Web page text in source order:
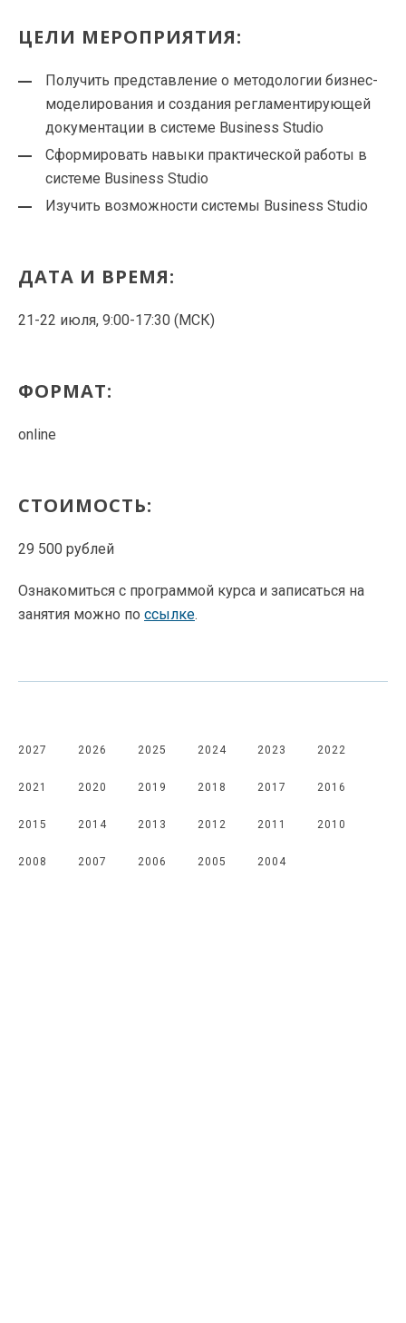
ЦЕЛИ МЕРОПРИЯТИЯ:
Получить представление о методологии бизнес-
моделирования и создания регламентирующей
документации в системе Business Studio
Сформировать навыки практической работы в
системе Business Studio
Изучить возможности системы Business Studio
ДАТА И ВРЕМЯ:
21-22 июля, 9:00-17:30 (МСК)
ФОРМАТ:
online
СТОИМОСТЬ:
29 500 рублей
Ознакомиться с программой курса и записаться на
занятия можно по ссылке.
2027 2026 2025 2024 2023 2022
2021 2020 2019 2018 2017 2016
2015 2014 2013 2012 2011 2010
2008 2007 2006 2005 2004